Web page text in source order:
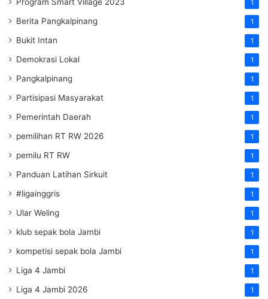
1
Berita Pangkalpinang 1
Bukit Intan 1
Demokrasi Lokal 1
Pangkalpinang 1
Partisipasi Masyarakat 1
Pemerintah Daerah 1
pemilihan RT RW 2026 1
pemilu RT RW 1
Panduan Latihan Sirkuit 1
#ligainggris 1
Ular Weling 1
klub sepak bola Jambi 1
kompetisi sepak bola Jambi 1
Liga 4 Jambi 1
Liga 4 Jambi 2026 1